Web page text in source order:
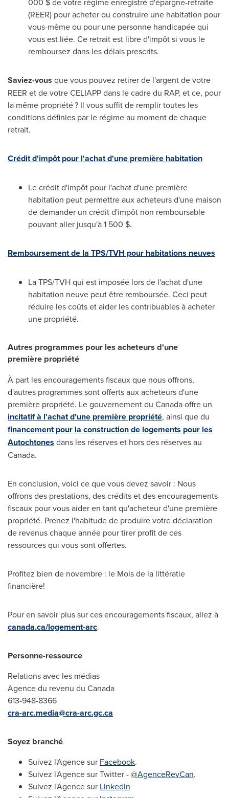
(REER) pour acheter ou construire une habitation pour
vous-même ou pour une personne handicapée qui
vous est liée. Ce retrait est libre d'impôt si vous le
remboursez dans les délais prescrits.
Saviez-vous que vous pouvez retirer de l'argent de votre
REER et de votre CELIAPP dans le cadre du RAP, et ce, pour
la même propriété ? Il vous suffit de remplir toutes les
conditions définies par le régime au moment de chaque
retrait.
Crédit d'impôt pour l'achat d'une première habitation
Le crédit d'impôt pour l'achat d'une première
habitation peut permettre aux acheteurs d'une maison
de demander un crédit d'impôt non remboursable
pouvant aller jusqu'à 1 500 $.
Remboursement de la TPS/TVH pour habitations neuves
La TPS/TVH qui est imposée lors de l'achat d'une
habitation neuve peut être remboursée. Ceci peut
réduire les coûts et aider les contribuables à acheter
une propriété.
Autres programmes pour les acheteurs d'une
première propriété
À part les encouragements fiscaux que nous offrons,
d'autres programmes sont offerts aux acheteurs d'une
première propriété. Le gouvernement du Canadaoffre un
incitatif à l'achat d'une première propriété, ainsi que du
financement pour la construction de logements pour les
Autochtones dans les réserves et hors des réserves au
Canada.
En conclusion, voici ce que vous devez savoir : Nous
offrons des prestations, des crédits et des encouragements
fiscaux pour vous aider en tant qu'acheteur d'une première
propriété. Prenez l'habitude de produire votre déclaration
de revenus chaque année pour tirer profit de ces
ressources qui vous sont offertes.
Profitez bien de novembre : le Mois de la littératie
financière!
Pour en savoir plus sur ces encouragements fiscaux, allez à
canada.ca/logement-arc.
Personne-ressource
Relations avec les médias
Agence du revenu du Canada
613-948-8366
cra-arc.media@cra-arc.gc.ca
Soyez branché
Suivez l'Agence sur Facebook.
Suivez l'Agence sur Twitter -@AgenceRevCan.
Suivez l'Agence sur LinkedIn